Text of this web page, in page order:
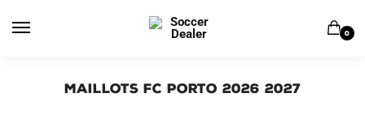
0
Maillots FC Porto 2026 2027